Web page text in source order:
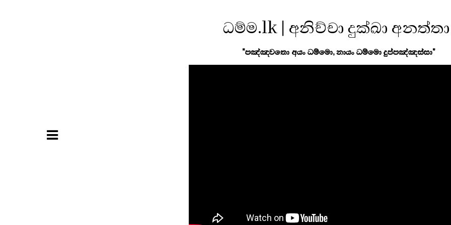
ධම්ම.lk | අනිච්චා දුක්ඛා
"පඤ්ඤවතො අයං ධම්මො, නායං ධම්මො දුප්පඤ්ඤස්සා"